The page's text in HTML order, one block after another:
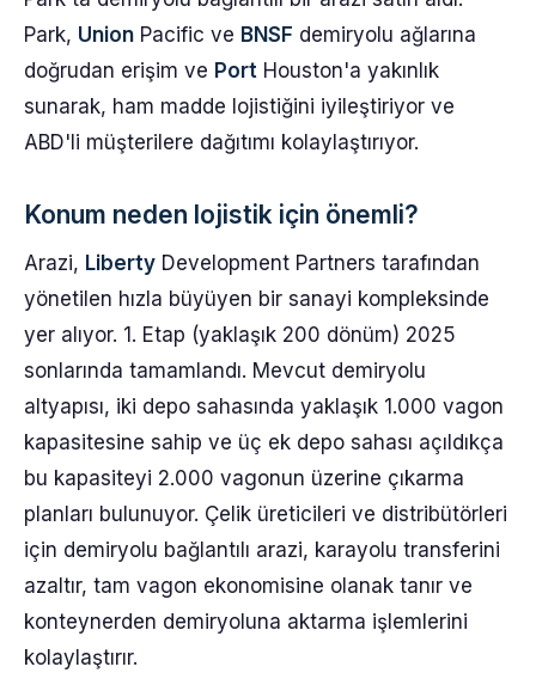
Park, Union Pacific ve BNSF demiryolu ağlarına
doğrudan erişim ve Port Houston'a yakınlık
sunarak, ham madde lojistiğini iyileştiriyor ve
ABD'li müşterilere dağıtımı kolaylaştırıyor.
Konum neden lojistik için önemli?
Arazi, Liberty Development Partners tarafından
yönetilen hızla büyüyen bir sanayi kompleksinde
yer alıyor. 1. Etap (yaklaşık 200 dönüm) 2025
sonlarında tamamlandı. Mevcut demiryolu
altyapısı, iki depo sahasında yaklaşık 1.000 vagon
kapasitesine sahip ve üç ek depo sahası açıldıkça
bu kapasiteyi 2.000 vagonun üzerine çıkarma
planları bulunuyor. Çelik üreticileri ve distribütörleri
için demiryolu bağlantılı arazi, karayolu transferini
azaltır, tam vagon ekonomisine olanak tanır ve
konteynerden demiryoluna aktarma işlemlerini
kolaylaştırır.